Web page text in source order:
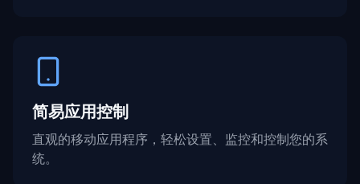
简易应用控制
直观的移动应用程序，轻松设置、监控和控制您的系
统。